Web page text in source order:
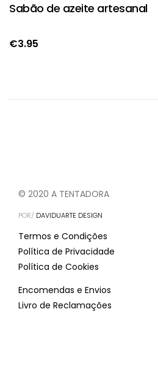
Sabão de azeite artesanal
€3.95
© 2020 A TENTADORA
POR/ DAVIDUARTE DESIGN
Termos e Condições
Política de Privacidade
Política de Cookies
Encomendas e Envios
Livro de Reclamações